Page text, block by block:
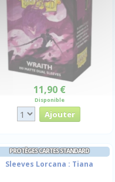
11,90 €
Disponible
PROTÈGES CARTES STANDARD
Sleeves Lorcana : Tiana